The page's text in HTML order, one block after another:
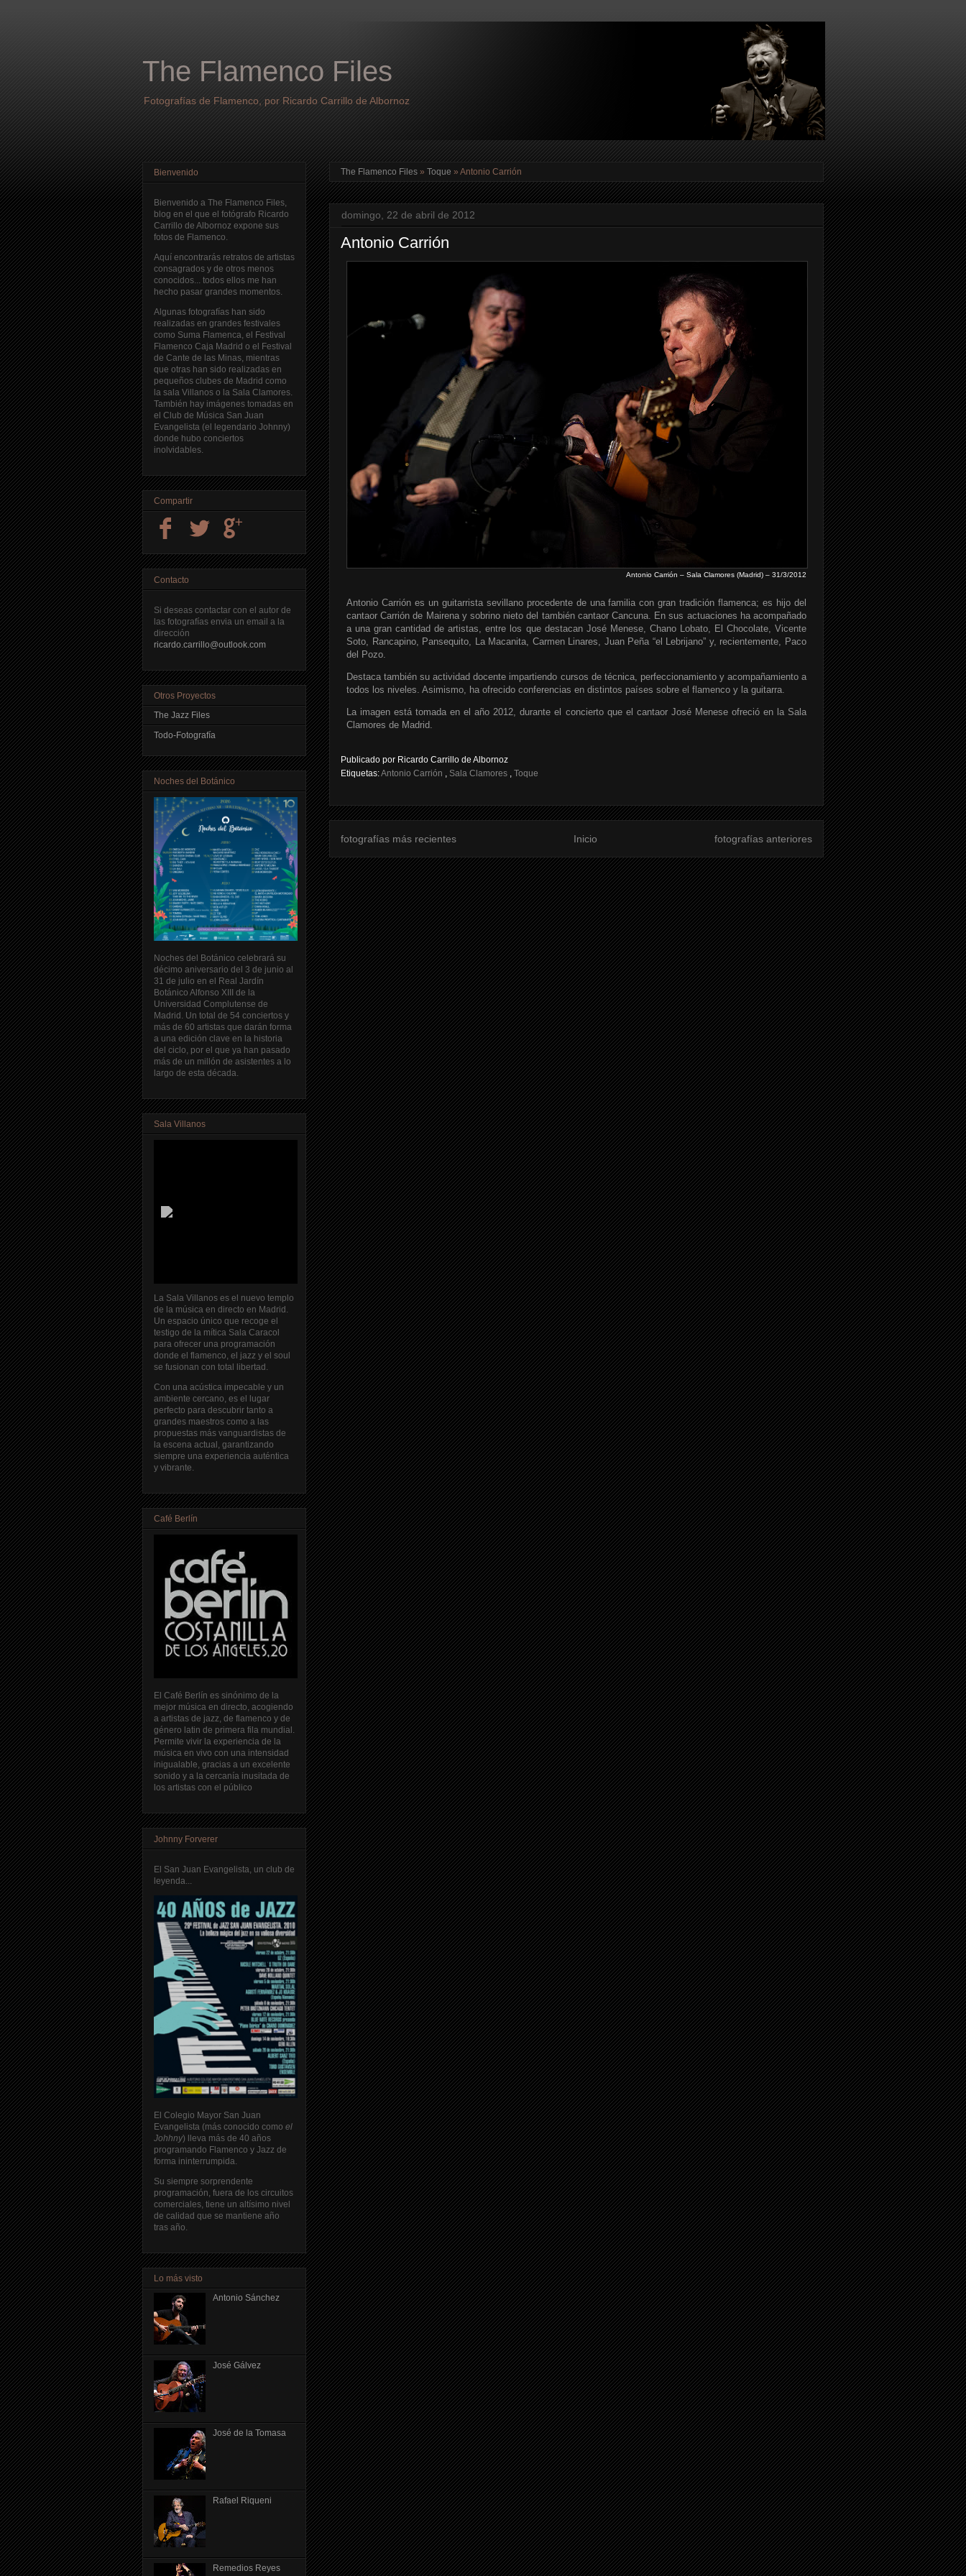
The Flamenco Files
Fotografías de Flamenco, por Ricardo Carrillo de Albornoz
The Flamenco Files » Toque » Antonio Carrión
domingo, 22 de abril de 2012
Antonio Carrión
Antonio Carrión – Sala Clamores (Madrid) – 31/3/2012
Antonio Carrión es un guitarrista sevillano procedente de una familia con gran tradición flamenca; es hijo del
cantaor Carrión de Mairena y sobrino nieto del también cantaor Cancuna. En sus actuaciones ha acompañado
a una gran cantidad de artistas, entre los que destacan José Menese, Chano Lobato, El Chocolate, Vicente
Soto, Rancapino, Pansequito, La Macanita, Carmen Linares, Juan Peña “el Lebrijano” y, recientemente, Paco
del Pozo.
Destaca también su actividad docente impartiendo cursos de técnica, perfeccionamiento y acompañamiento a
todos los niveles. Asimismo, ha ofrecido conferencias en distintos países sobre el flamenco y la guitarra.
La imagen está tomada en el año 2012, durante el concierto que el cantaor José Menese ofreció en la Sala
Clamores de Madrid.
Publicado por Ricardo Carrillo de Albornoz
Etiquetas:Antonio Carrión , Sala Clamores , Toque
fotografías más recientes fotografías anteriores
Inicio
Bienvenido
Bienvenido a The Flamenco Files,
blog en el que el fotógrafo Ricardo
Carrillo de Albornoz expone sus
fotos de Flamenco.
Aquí encontrarás retratos de artistas
consagrados y de otros menos
conocidos... todos ellos me han
hecho pasar grandes momentos.
Algunas fotografías han sido
realizadas en grandes festivales
como Suma Flamenca, el Festival
Flamenco Caja Madrid o el Festival
de Cante de las Minas, mientras
que otras han sido realizadas en
pequeños clubes de Madrid como
la sala Villanos o la Sala Clamores.
También hay imágenes tomadas en
el Club de Música San Juan
Evangelista (el legendario Johnny)
donde hubo conciertos
inolvidables.
Compartir
Contacto
Si deseas contactar con el autor de
las fotografías envia un email a la
dirección
ricardo.carrillo@outlook.com
Otros Proyectos
The Jazz Files
Todo-Fotografía
Noches del Botánico
Noches del Botánico celebrará su
décimo aniversario del 3 de junio al
31 de julio en el Real Jardín
Botánico Alfonso XIII de la
Universidad Complutense de
Madrid. Un total de 54 conciertos y
más de 60 artistas que darán forma
a una edición clave en la historia
del ciclo, por el que ya han pasado
más de un millón de asistentes a lo
largo de esta década.
Sala Villanos
La Sala Villanos es el nuevo templo
de la música en directo en Madrid.
Un espacio único que recoge el
testigo de la mítica Sala Caracol
para ofrecer una programación
donde el flamenco, el jazz y el soul
se fusionan con total libertad.
Con una acústica impecable y un
ambiente cercano, es el lugar
perfecto para descubrir tanto a
grandes maestros como a las
propuestas más vanguardistas de
la escena actual, garantizando
siempre una experiencia auténtica
y vibrante.
Café Berlín
El Café Berlín es sinónimo de la
mejor música en directo, acogiendo
a artistas de jazz, de flamenco y de
género latin de primera fila mundial.
Permite vivir la experiencia de la
música en vivo con una intensidad
inigualable, gracias a un excelente
sonido y a la cercanía inusitada de
los artistas con el público
Johnny Forverer
El San Juan Evangelista, un club de
leyenda...
El Colegio Mayor San Juan
Evangelista (más conocido como el
Johhny) lleva más de 40 años
programando Flamenco y Jazz de
forma ininterrumpida.
Su siempre sorprendente
programación, fuera de los circuitos
comerciales, tiene un altísimo nivel
de calidad que se mantiene año
tras año.
Lo más visto
Antonio Sánchez
José Gálvez
José de la Tomasa
Rafael Riqueni
Remedios Reyes